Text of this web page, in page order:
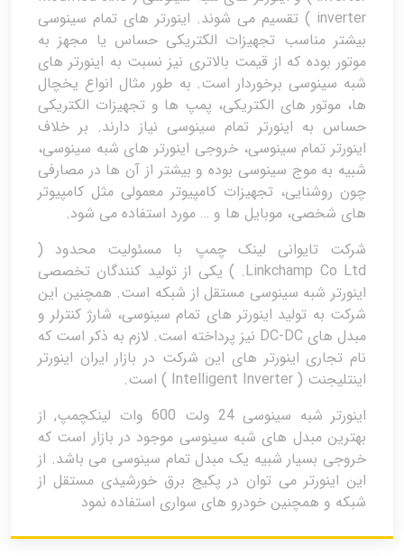
inverter ) تقسیم می شوند. اینورتر های تمام سینوسی
بیشتر مناسب تجهیزات الکتریکی حساس یا مجهز به
موتور بوده که از قیمت بالاتری نیز نسبت به اینورتر های
شبه سینوسی برخوردار است. به طور مثال انواع یخچال
ها، موتور های الکتریکی، پمپ ها و تجهیزات الکتریکی
حساس به اینورتر تمام سینوسی نیاز دارند. بر خلاف
اینورتر تمام سینوسی، خروجی اینورتر های شبه سینوسی،
شبیه به موج سینوسی بوده و بیشتر از آن ها در مصارفی
چون روشنایی، تجهیزات کامپیوتر معمولی مثل کامپیوتر
های شخصی، موبایل ها و … مورد استفاده می شود.
شرکت تایوانی لینک چمپ با مسئولیت محدود (
Linkchamp Co Ltd. ) یکی از تولید کنندگان تخصصی
اینورتر شبه سینوسی مستقل از شبکه است. همچنین این
شرکت به تولید اینورتر های تمام سینوسی، شارژ کنترلر و
مبدل های DC-DC نیز پرداخته است. لازم به ذکر است که
نام تجاری اینورتر های این شرکت در بازار ایران اینورتر
اینتلیجنت ( Intelligent Inverter ) است.
اینورتر شبه سینوسی 24 ولت 600 وات لینکچمپ, از
بهترین مبدل های شبه سینوسی موجود در بازار است که
خروجی بسیار شبیه یک مبدل تمام سینوسی می باشد. از
این اینورتر می توان در پکیج برق خورشیدی مستقل از
شبکه و همچنین خودرو های سواری استفاده نمود